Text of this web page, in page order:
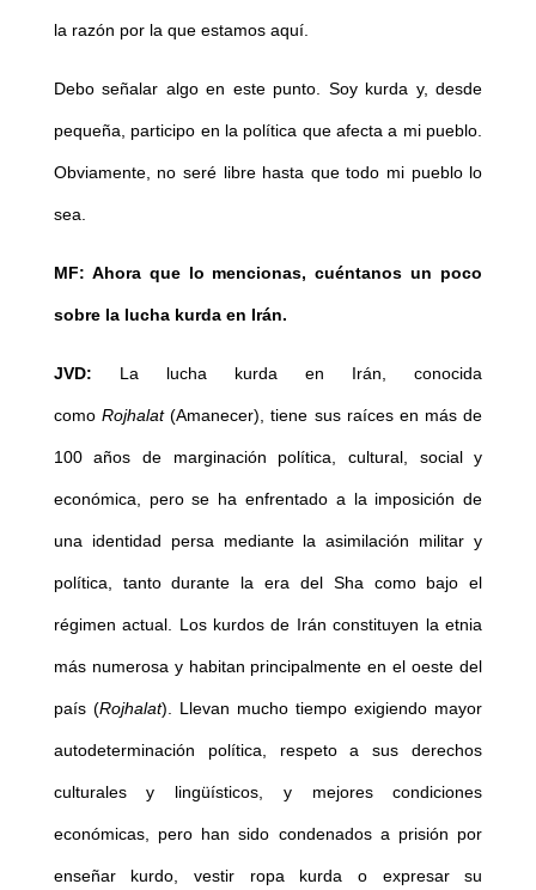
la razón por la que estamos aquí.
Debo señalar algo en este punto. Soy kurda y, desde
pequeña, participo en la política que afecta a mi pueblo.
Obviamente, no seré libre hasta que todo mi pueblo lo
sea.
MF: Ahora que lo mencionas, cuéntanos un poco
sobre la lucha kurda en Irán.
JVD: La lucha kurda en Irán, conocida
como Rojhalat(Amanecer), tiene sus raíces en más de
100 años de marginación política, cultural, social y
económica, pero se ha enfrentado a la imposición de
una identidad persa mediante la asimilación militar y
política, tanto durante la era del Sha como bajo el
régimen actual. Los kurdos de Irán constituyen la etnia
más numerosa y habitan principalmente en el oeste del
país (Rojhalat). Llevan mucho tiempo exigiendo mayor
autodeterminación política, respeto a sus derechos
culturales y lingüísticos, y mejores condiciones
económicas, pero han sido condenados a prisión por
enseñar kurdo, vestir ropa kurda o expresar su